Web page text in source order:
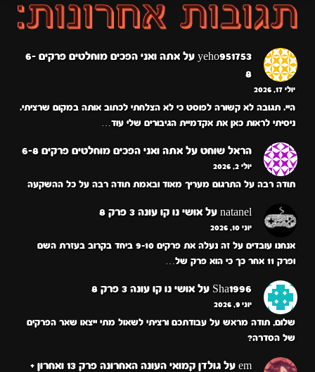
yeho951753 על
אתה ואני הפכים מוחלטים פרקים 6-
8
יולי 17, 2026
היי. תגובה לא קשורה לפוסט כי לא הצלחתי לכתוב אותה במקום שרציתי.
ניסיתי לראות כאן את אקדמיית הגיבורים שלי עוד…
הראל שוחט על אתה ואני הפכים מוחלטים פרקים 6-8
יולי 2, 2026
תודה רבה על התרגום מעריך מאוד ובאמת תודה רבה על כל ההשקעה
natanel על אושי נו קו עונה 3 פרק 8
יוני 10, 2026
אנחנו עובדים על זה נעלה את פרקים 9-10 ביחד בקרוב בעזרת השם
ופרק 11 אחר כך כי הוא פרק של…
Sha1996 על אושי נו קו עונה 3 פרק 8
יוני 9, 2026
שלום, תודה מראש על עבודתכם ורציתי לשאול מתי ייצאו שאר הפרקים
של הסדרה?
em על
גולדן קמואי העונה האחרונה פרק 13 ואחרון +